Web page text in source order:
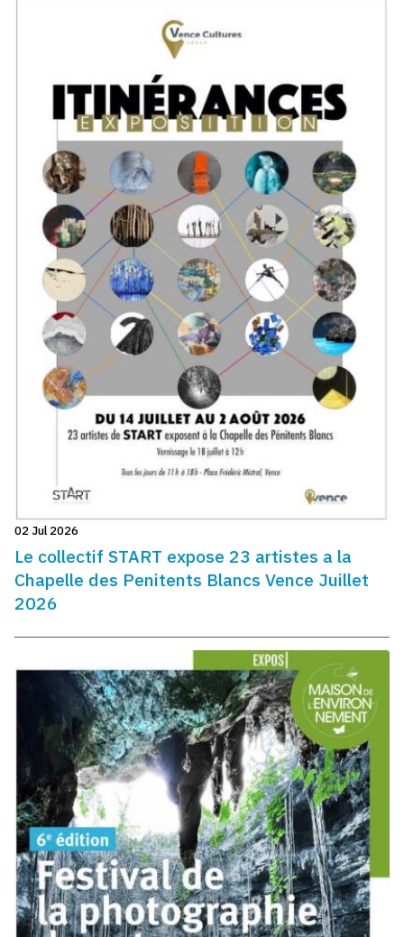
02 Jul 2026
Le collectif START expose 23 artistes a la
Chapelle des Penitents Blancs Vence Juillet
2026